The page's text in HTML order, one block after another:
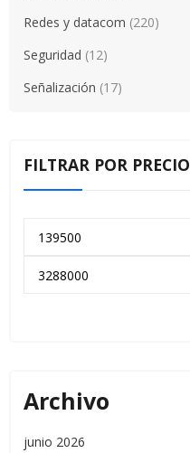
Redes y datacom (220)
Seguridad (12)
Señalización (17)
FILTRAR POR PRECIO
Archivo
junio 2026